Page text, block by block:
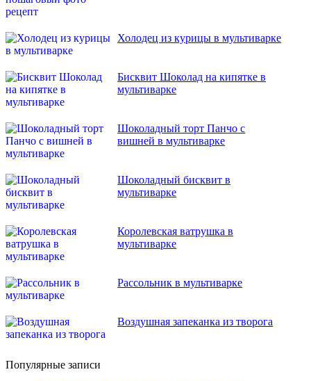
Холодец из курицы в мультиварке
Бисквит Шоколад на кипятке в
мультиварке
Шоколадный торт Панчо с
вишней в мультиварке
Шоколадный бисквит в
мультиварке
Королевская ватрушка в
мультиварке
Рассольник в мультиварке
Воздушная запеканка из творога
Популярные записи